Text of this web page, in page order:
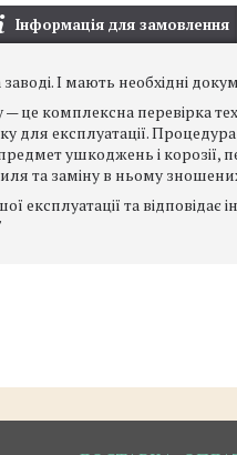
Інформація для замовлення
І мають необхідні
— це комплексна перевірка
для експлуатації.
ушкоджень і корозії,
та заміну в ньому
та відповідає